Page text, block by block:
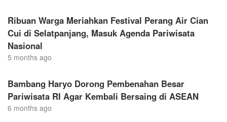
Ribuan Warga Meriahkan Festival Perang Air Cian
Cui di Selatpanjang, Masuk Agenda Pariwisata
Nasional
5 months ago
Bambang Haryo Dorong Pembenahan Besar
Pariwisata RI Agar Kembali Bersaing di ASEAN
6 months ago